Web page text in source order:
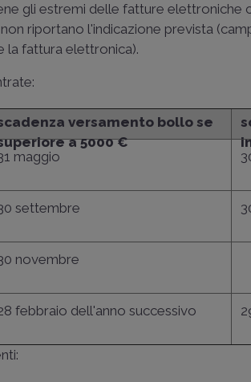
gli estremi delle fatture elettroniche
riportano l'indicazione prevista
la fattura elettronica).
versamento bollo se
a 5000 €
maggio
settembre
novembre
febbraio dell'anno successivo